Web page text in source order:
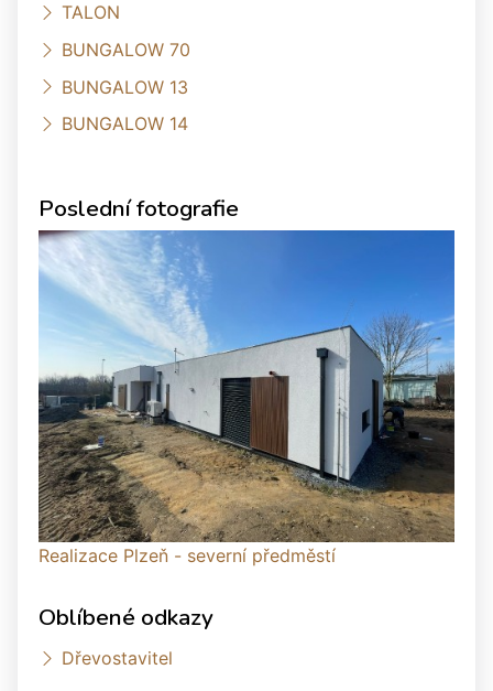
TALON
BUNGALOW 70
BUNGALOW 13
BUNGALOW 14
Poslední fotografie
Realizace Plzeň - severní předměstí
Oblíbené odkazy
Dřevostavitel